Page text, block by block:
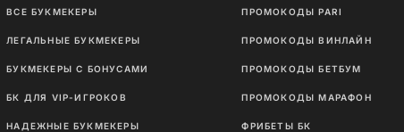
ВСЕ БУКМЕКЕРЫ
ЛЕГАЛЬНЫЕ БУКМЕКЕРЫ
БУКМЕКЕРЫ С БОНУСАМИ
БК ДЛЯ VIP-ИГРОКОВ
НАДЕЖНЫЕ БУКМЕКЕРЫ
ПРОМОКОДЫ PARI
ПРОМОКОДЫ ВИНЛАЙН
ПРОМОКОДЫ БЕТБУМ
ПРОМОКОДЫ МАРАФОН
ФРИБЕТЫ БК